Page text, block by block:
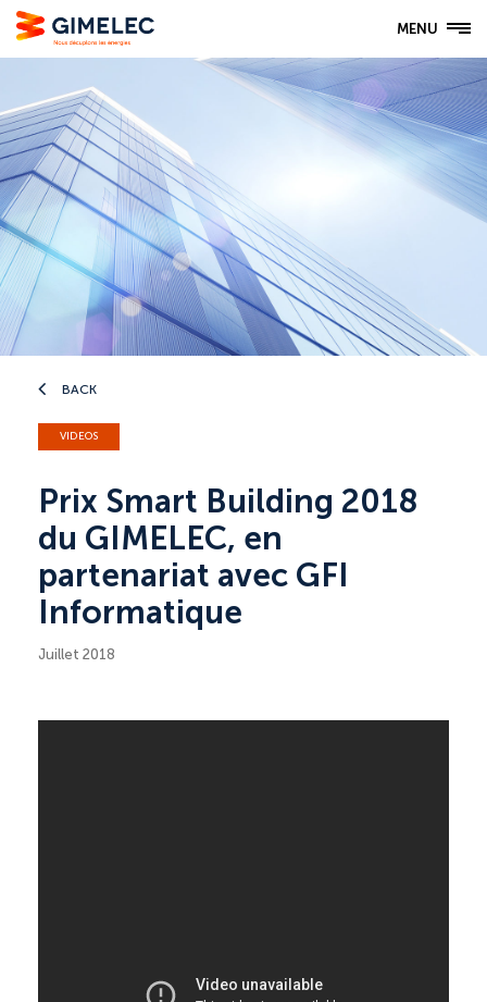
MENU
BACK
VIDEOS
Prix Smart Building 2018
du GIMELEC, en
partenariat avec GFI
Informatique
Juillet 2018